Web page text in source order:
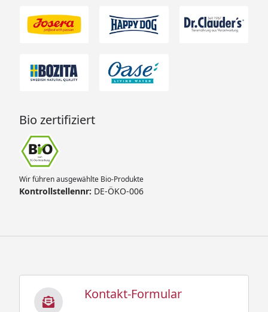
Bio zertifiziert
Wir führen ausgewählte Bio-Produkte
Kontrollstellennr: DE-ÖKO-006
Kontakt-Formular